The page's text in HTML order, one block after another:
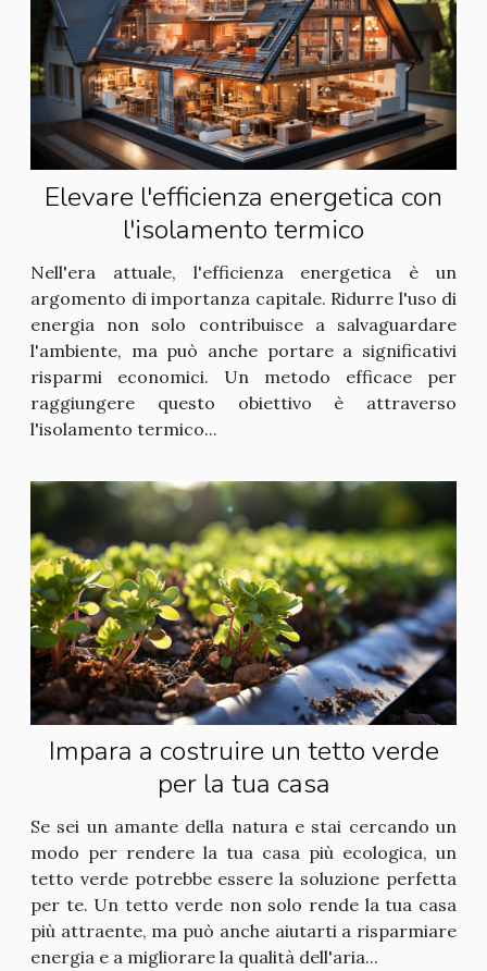
Elevare l'efficienza energetica con
l'isolamento termico
Nell'era attuale, l'efficienza energetica è un
argomento di importanza capitale. Ridurre l'uso di
energia non solo contribuisce a salvaguardare
l'ambiente, ma può anche portare a significativi
risparmi economici. Un metodo efficace per
raggiungere questo obiettivo è attraverso
l'isolamento termico...
Impara a costruire un tetto verde
per la tua casa
Se sei un amante della natura e stai cercando un
modo per rendere la tua casa più ecologica, un
tetto verde potrebbe essere la soluzione perfetta
per te. Un tetto verde non solo rende la tua casa
più attraente, ma può anche aiutarti a risparmiare
energia e a migliorare la qualità dell'aria...